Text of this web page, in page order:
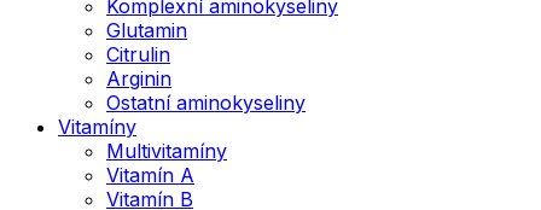
Komplexní aminokyseliny
Glutamin
Citrulin
Arginin
Ostatní aminokyseliny
Vitamíny
Multivitamíny
Vitamín A
Vitamín B